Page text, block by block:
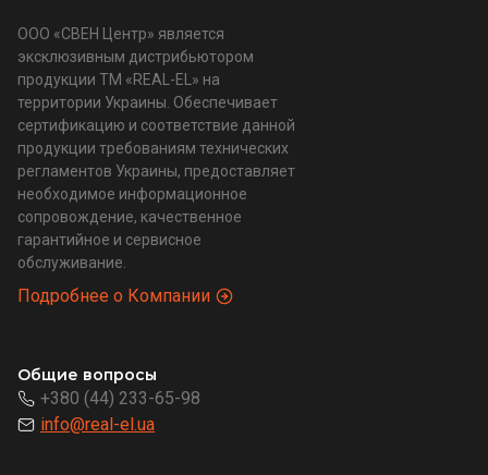
ООО «СВЕН Центр» является
эксклюзивным дистрибьютором
продукции ТМ «REAL-EL» на
территории Украины. Обеспечивает
сертификацию и соответствие данной
продукции требованиям технических
регламентов Украины, предоставляет
необходимое информационное
сопровождение, качественное
гарантийное и сервисное
обслуживание.
Подробнее о Компании
Общие вопросы
+380 (44) 233-65-98
info@real-el.ua